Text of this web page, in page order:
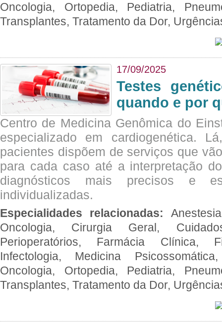
Oncologia, Ortopedia, Pediatria,
Transplantes, Tratamento da Dor,
17/09/2025
Testes
quando e por
Centro de Medicina Genômica do
especializado em cardiogenética.
pacientes dispõem de serviços que
para cada caso até a interpretação
diagnósticos mais precisos e
individualizadas.
Especialidades relacionadas:
Oncologia, Cirurgia Geral,
Perioperatórios, Farmácia Clínica,
Infectologia, Medicina
Oncologia, Ortopedia, Pediatria,
Transplantes, Tratamento da Dor,